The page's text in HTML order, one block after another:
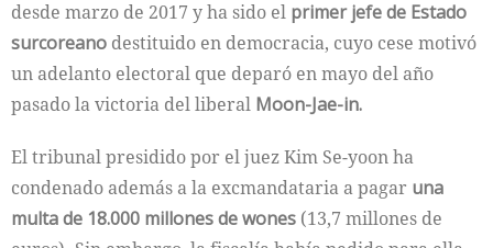
desde marzo de 2017 y ha sido el primer jefe de Estado
surcoreano destituido en democracia, cuyo cese motivó
un adelanto electoral que deparó en mayo del año
pasado la victoria del liberal Moon-Jae-in.
El tribunal presidido por el juez Kim Se-yoon ha
condenado además a la excmandataria a pagar una
multa de 18.000 millones de wones (13,7 millones de